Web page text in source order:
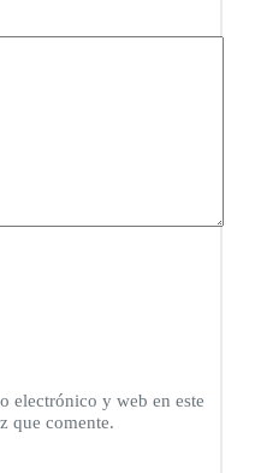
electrónico y web en este
que comente.